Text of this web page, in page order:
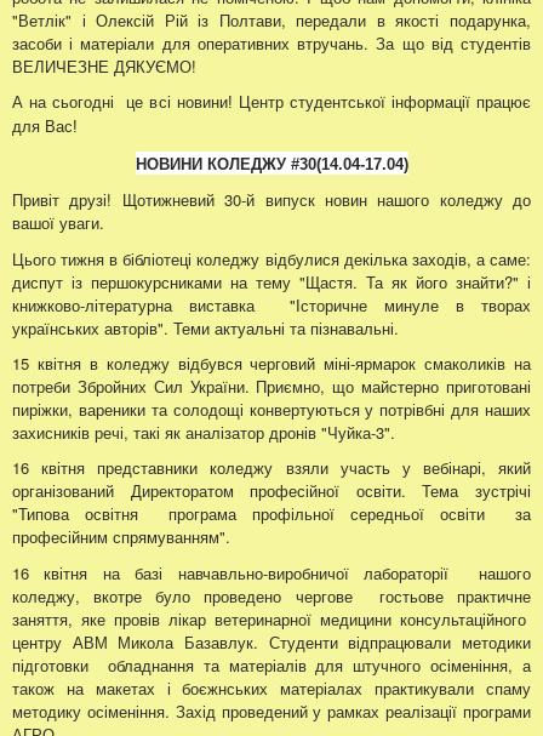
"Ветлік" і Олексій Рій із Полтави, передали в якості подарунка,
засоби і матеріали для оперативних втручань. За що від студентів
ВЕЛИЧЕЗНЕ ДЯКУЄМО!
А на сьогодні це всі новини! Центр студентської інформації працює
для Вас!
НОВИНИ КОЛЕДЖУ #30(14.04-17.04)
Привіт друзі! Щотижневий 30-й випуск новин нашого коледжу до
вашої уваги.
Цього тижня в бібліотеці коледжу відбулися декілька заходів, а саме:
диспут із першокурсниками на тему "Щастя. Та як його знайти?" і
книжково-літературна виставка "Історичне минуле в творах
українських авторів". Теми актуальні та пізнавальні.
15 квітня в коледжу відбувся черговий міні-ярмарок смаколиків на
потреби Збройних Сил України. Приємно, що майстерно приготовані
пиріжки, вареники та солодощі конвертуються у потрівбні для наших
захисників речі, такі як аналізатор дронів "Чуйка-3".
16 квітня представники коледжу взяли участь у вебінарі, який
організований Директоратом професійної освіти. Тема зустрічі
"Типова освітня програма профільної середньої освіти за
професійним спрямуванням".
16 квітня на базі навчавльно-виробничої лабораторії нашого
коледжу, вкотре було проведено чергове гостьове практичне
заняття, яке провів лікар ветеринарної медицини консультаційного
центру АВМ Микола Базавлук. Студенти відпрацювали методики
підготовки обладнання та матеріалів для штучного осіменіння, а
також на макетах і боєжнських матеріалах практикували спаму
методику осіменіння. Захід проведений у рамках реалізації програми